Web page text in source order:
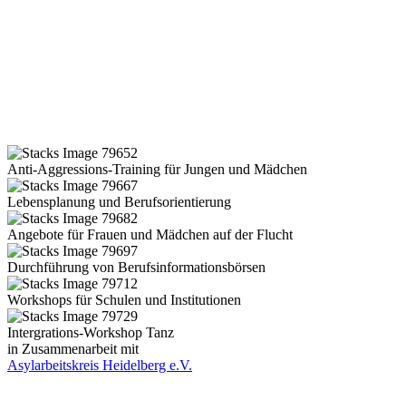
Anti-Aggressions-Training für Jungen und Mädchen
Lebensplanung und Berufsorientierung
Angebote für Frauen und Mädchen auf der Flucht
Durchführung von Berufsinformationsbörsen
Workshops für Schulen und Institutionen
Intergrations-Workshop Tanz
in Zusammenarbeit mit
Asylarbeitskreis Heidelberg e.V.